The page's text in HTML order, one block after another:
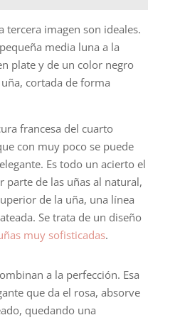
tercera imagen son ideales.
media luna a la
plate y de un color negro
cortada de forma
francesa del cuarto
con muy poco se puede
Es todo un acierto el
parte de las uñas al natural,
de la uña, una línea
Se trata de un diseño
muy sofisticadas.
a la perfección. Esa
que da el rosa, absorve
quedando una